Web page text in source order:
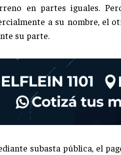
en partes iguales.
a su nombre, el
su parte.
subasta pública, el